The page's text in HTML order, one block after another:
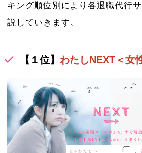
キング順位別により各退職代行
説していきます。
【１位】 わたしNEXT＜女